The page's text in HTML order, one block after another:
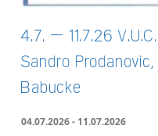
4.7. – 11.7.26
Sandro
Babucke
04.07.2026 - 11.07.2026